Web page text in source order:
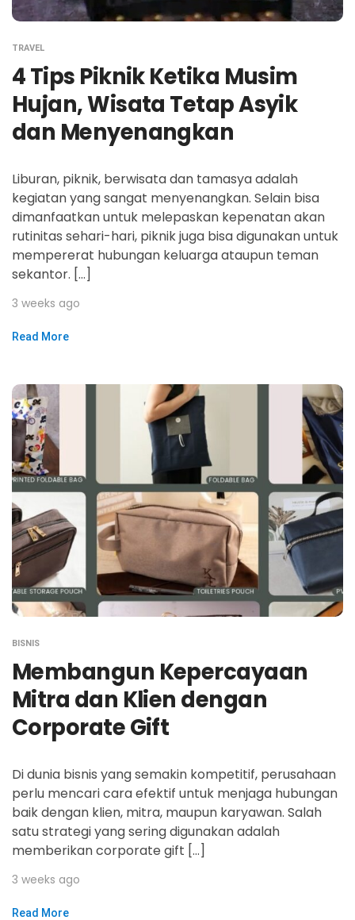
TRAVEL
4 Tips Piknik Ketika Musim
Hujan, Wisata Tetap Asyik
dan Menyenangkan
Liburan, piknik, berwisata dan tamasya adalah
kegiatan yang sangat menyenangkan. Selain bisa
dimanfaatkan untuk melepaskan kepenatan akan
rutinitas sehari-hari, piknik juga bisa digunakan untuk
mempererat hubungan keluarga ataupun teman
sekantor. […]
3 weeks ago
Read More
BISNIS
Membangun Kepercayaan
Mitra dan Klien dengan
Corporate Gift
Di dunia bisnis yang semakin kompetitif, perusahaan
perlu mencari cara efektif untuk menjaga hubungan
baik dengan klien, mitra, maupun karyawan. Salah
satu strategi yang sering digunakan adalah
memberikan corporate gift […]
3 weeks ago
Read More